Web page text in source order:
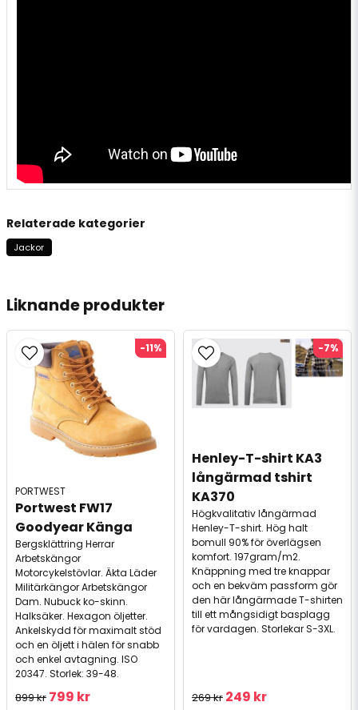
Liknande produkter
PORTWEST
Portwest FW17
Goodyear Känga
Bergsklättring Herrar
Arbetskängor
Motorcykelstövlar. Äkta Läder
Militärkängor Arbetskängor
Dam. Nubuck ko-skinn.
Halksäker. Hexagon öljetter.
Ankelskydd för maximalt stöd
och en öljett i hälen för snabb
och enkel avtagning. ISO
20347. Storlek: 39-48.
899 kr 799 kr
-11%
Henley-T-shirt KA3
långärmad tshirt
KA370
Högkvalitativ långärmad
Henley-T-shirt. Hög halt
bomull 90% för överlägsen
komfort. 197gram/m2.
Knäppning med tre knappar
och en bekväm passform gör
den här långärmade T-shirten
till ett mångsidigt basplagg
för vardagen. Storlekar S-3XL.
269 kr 249 kr
-7%
Relaterade kategorier
Jackor